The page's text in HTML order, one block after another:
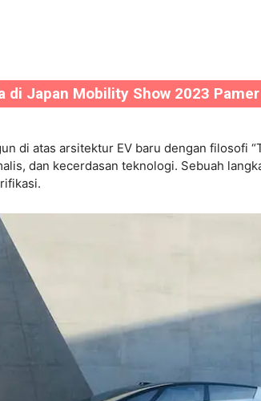
di Japan Mobility Show 2023
di atas arsitektur EV baru dengan filosofi
dan kecerdasan teknologi. Sebuah